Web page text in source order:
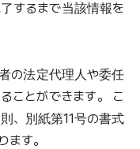
するまで当該情報を
の法定代理人や委任
ことができます。 こ
、別紙第11号の書式
す。